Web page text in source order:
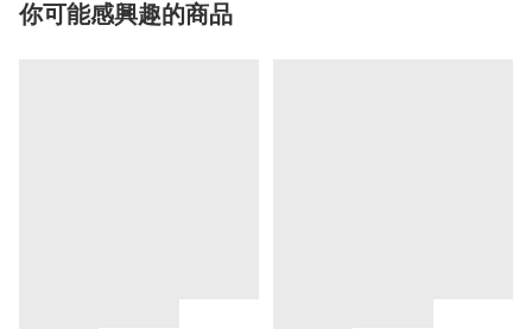
你可能感興趣的商品